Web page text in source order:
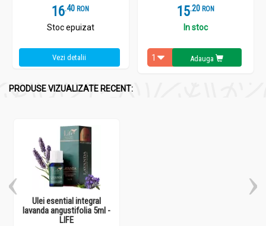
16.4 RON
Stoc epuizat
Vezi detalii
15.2 RON
In stoc
Adauga
PRODUSE VIZUALIZATE RECENT:
Ulei esential integral
lavanda angustifolia 5ml -
LIFE